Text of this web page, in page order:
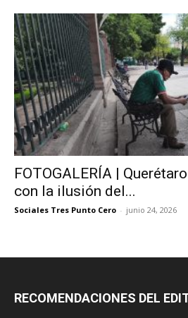
FOTOGALERÍA |
con la ilusión del...
Sociales Tres Punto Cero - junio 24, 2026
RECOMENDACIONES DEL